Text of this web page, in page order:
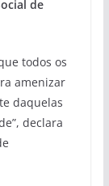
de
todos os
amenizar
daquelas
declara